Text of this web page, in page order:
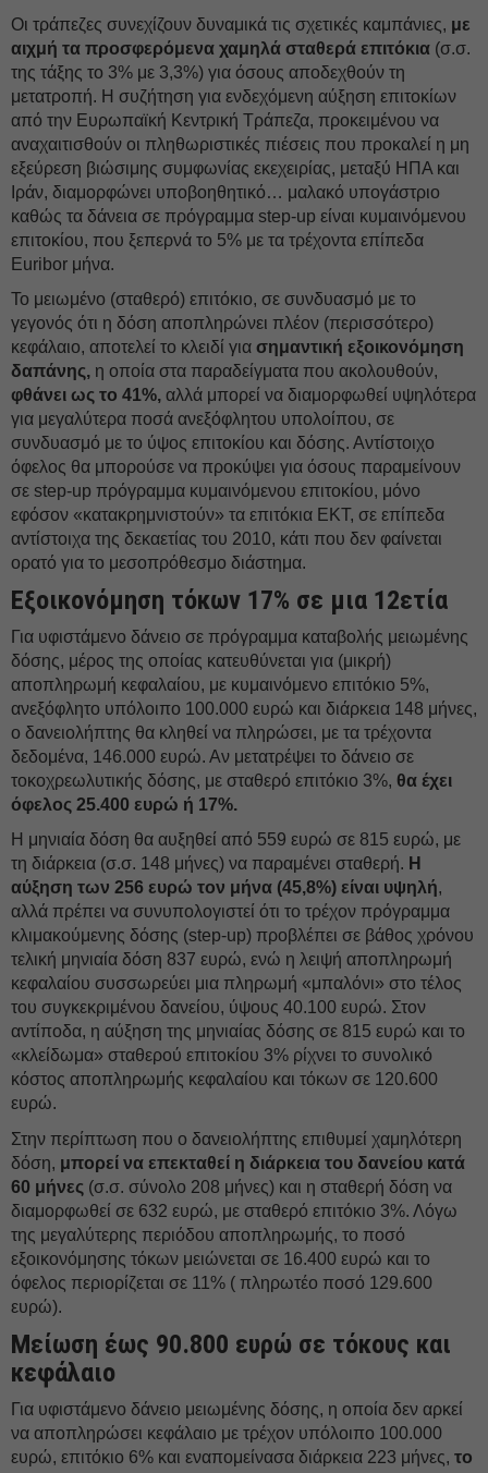
Οι τράπεζες συνεχίζουν δυναμικά τις σχετικές καμπάνιες, με
αιχμή τα προσφερόμενα χαμηλά σταθερά επιτόκια (σ.σ.
της τάξης το 3% με 3,3%) για όσους αποδεχθούν τη
μετατροπή. Η συζήτηση για ενδεχόμενη αύξηση επιτοκίων
από την Ευρωπαϊκή Κεντρική Τράπεζα, προκειμένου να
αναχαιτισθούν οι πληθωριστικές πιέσεις που προκαλεί η μη
εξεύρεση βιώσιμης συμφωνίας εκεχειρίας, μεταξύ ΗΠΑ και
Ιράν, διαμορφώνει υποβοηθητικό… μαλακό υπογάστριο
καθώς τα δάνεια σε πρόγραμμα step-up είναι κυμαινόμενου
επιτοκίου, που ξεπερνά το 5% με τα τρέχοντα επίπεδα
Euribor μήνα.
Το μειωμένο (σταθερό) επιτόκιο, σε συνδυασμό με το
γεγονός ότι η δόση αποπληρώνει πλέον (περισσότερο)
κεφάλαιο, αποτελεί το κλειδί για σημαντική εξοικονόμηση
δαπάνης, η οποία στα παραδείγματα που ακολουθούν,
φθάνει ως το 41%, αλλά μπορεί να διαμορφωθεί υψηλότερα
για μεγαλύτερα ποσά ανεξόφλητου υπολοίπου, σε
συνδυασμό με το ύψος επιτοκίου και δόσης. Αντίστοιχο
όφελος θα μπορούσε να προκύψει για όσους παραμείνουν
σε step-up πρόγραμμα κυμαινόμενου επιτοκίου, μόνο
εφόσον «κατακρημνιστούν» τα επιτόκια ΕΚΤ, σε επίπεδα
αντίστοιχα της δεκαετίας του 2010, κάτι που δεν φαίνεται
ορατό για το μεσοπρόθεσμο διάστημα.
Εξοικονόμηση τόκων 17% σε μια 12ετία
Για υφιστάμενο δάνειο σε πρόγραμμα καταβολής μειωμένης
δόσης, μέρος της οποίας κατευθύνεται για (μικρή)
αποπληρωμή κεφαλαίου, με κυμαινόμενο επιτόκιο 5%,
ανεξόφλητο υπόλοιπο 100.000 ευρώ και διάρκεια 148 μήνες,
ο δανειολήπτης θα κληθεί να πληρώσει, με τα τρέχοντα
δεδομένα, 146.000 ευρώ. Αν μετατρέψει το δάνειο σε
τοκοχρεωλυτικής δόσης, με σταθερό επιτόκιο 3%, θα έχει
όφελος 25.400 ευρώ ή 17%.
Η μηνιαία δόση θα αυξηθεί από 559 ευρώ σε 815 ευρώ, με
τη διάρκεια (σ.σ. 148 μήνες) να παραμένει σταθερή. Η
αύξηση των 256 ευρώ τον μήνα (45,8%) είναι υψηλή,
αλλά πρέπει να συνυπολογιστεί ότι το τρέχον πρόγραμμα
κλιμακούμενης δόσης (step-up) προβλέπει σε βάθος χρόνου
τελική μηνιαία δόση 837 ευρώ, ενώ η λειψή αποπληρωμή
κεφαλαίου συσσωρεύει μια πληρωμή «μπαλόνι» στο τέλος
του συγκεκριμένου δανείου, ύψους 40.100 ευρώ. Στον
αντίποδα, η αύξηση της μηνιαίας δόσης σε 815 ευρώ και το
«κλείδωμα» σταθερού επιτοκίου 3% ρίχνει το συνολικό
κόστος αποπληρωμής κεφαλαίου και τόκων σε 120.600
ευρώ.
Στην περίπτωση που ο δανειολήπτης επιθυμεί χαμηλότερη
δόση, μπορεί να επεκταθεί η διάρκεια του δανείου κατά
60 μήνες (σ.σ. σύνολο 208 μήνες) και η σταθερή δόση να
διαμορφωθεί σε 632 ευρώ, με σταθερό επιτόκιο 3%. Λόγω
της μεγαλύτερης περιόδου αποπληρωμής, το ποσό
εξοικονόμησης τόκων μειώνεται σε 16.400 ευρώ και το
όφελος περιορίζεται σε 11% ( πληρωτέο ποσό 129.600
ευρώ).
Μείωση έως 90.800 ευρώ σε τόκους και
κεφάλαιο
Για υφιστάμενο δάνειο μειωμένης δόσης, η οποία δεν αρκεί
να αποπληρώσει κεφάλαιο με τρέχον υπόλοιπο 100.000
ευρώ, επιτόκιο 6% και εναπομείνασα διάρκεια 223 μήνες, το